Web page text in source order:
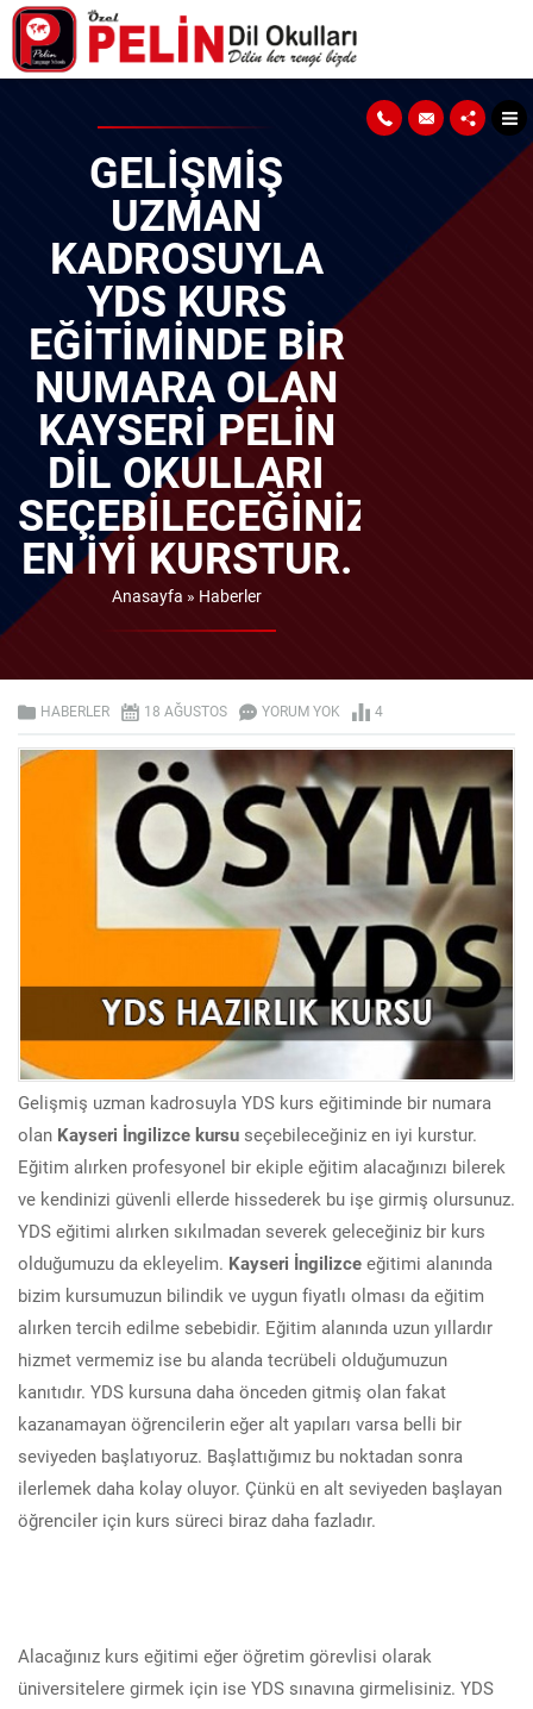
GELIŞMIŞ
UZMAN
KADROSUYLA
YDS KURS
EĞITIMINDE BIR
NUMARA OLAN
KAYSERI PELIN
DIL OKULLARI
SEÇEBILECEĞINIZ
EN IYI KURSTUR.
Anasayfa » Haberler
HABERLER 18 AĞUSTOS YORUM YOK 4
Gelişmiş uzman kadrosuyla YDS kurs eğitiminde bir numara
olan Kayseri İngilizce kursu seçebileceğiniz en iyi kurstur.
Eğitim alırken profesyonel bir ekiple eğitim alacağınızı bilerek
ve kendinizi güvenli ellerde hissederek bu işe girmiş olursunuz.
YDS eğitimi alırken sıkılmadan severek geleceğiniz bir kurs
olduğumuzu da ekleyelim. Kayseri İngilizce eğitimi alanında
bizim kursumuzun bilindik ve uygun fiyatlı olması da eğitim
alırken tercih edilme sebebidir. Eğitim alanında uzun yıllardır
hizmet vermemiz ise bu alanda tecrübeli olduğumuzun
kanıtıdır. YDS kursuna daha önceden gitmiş olan fakat
kazanamayan öğrencilerin eğer alt yapıları varsa belli bir
seviyeden başlatıyoruz. Başlattığımız bu noktadan sonra
ilerlemek daha kolay oluyor. Çünkü en alt seviyeden başlayan
öğrenciler için kurs süreci biraz daha fazladır.
Alacağınız kurs eğitimi eğer öğretim görevlisi olarak
üniversitelere girmek için ise YDS sınavına girmelisiniz. YDS